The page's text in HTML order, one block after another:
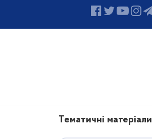
Тематичні матеріали